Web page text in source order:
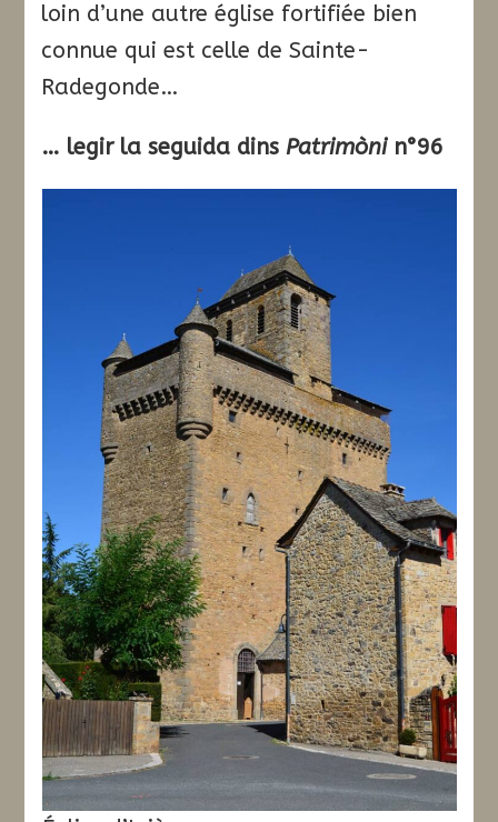
loin d’une autre église fortifiée bien
connue qui est celle de Sainte-
Radegonde…
… legir la seguida dinsPatrimòni n°96